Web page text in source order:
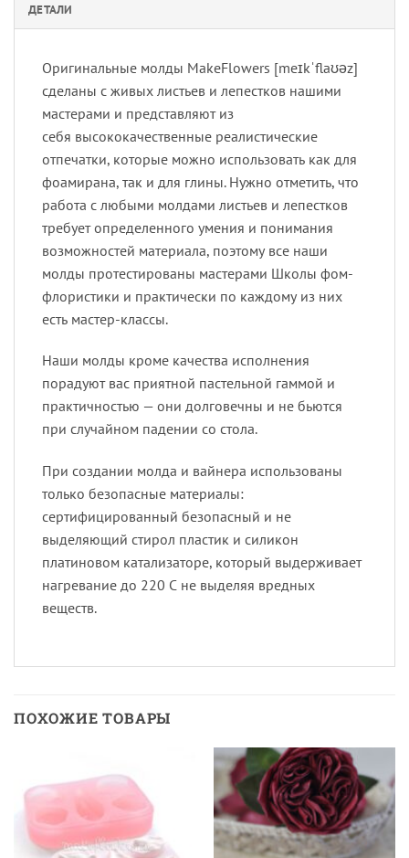
ДЕТАЛИ
Оригинальные молды MakeFlowers [meɪkˈflaʊəz]
сделаны с живых листьев и лепестков нашими
мастерами и представляют из
себя высококачественные реалистические
отпечатки, которые можно использовать как для
фоамирана, так и для глины. Нужно отметить, что
работа с любыми молдами листьев и лепестков
требует определенного умения и понимания
возможностей материала, поэтому все наши
молды протестированы мастерами Школы фом-
флористики и практически по каждому из них
есть мастер-классы.
Наши молды кроме качества исполнения
порадуют вас приятной пастельной гаммой и
практичностью — они долговечны и не бьются
при случайном падении со стола.
При создании молда и вайнера использованы
только безопасные материалы:
сертифицированный безопасный и не
выделяющий стирол пластик и силикон
платиновом катализаторе, который выдерживает
нагревание до 220 С не выделяя вредных
веществ.
ПОХОЖИЕ ТОВАРЫ